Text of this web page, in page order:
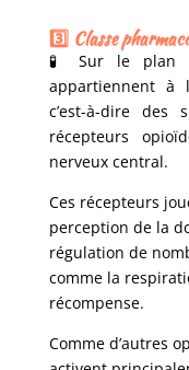
3️⃣ Classe
🧪 Sur le plan
appartiennent
c’est-à-dire des
récepteurs
nerveux central.
Ces récepteurs
perception de la
régulation de
comme la
récompense.
Comme d’autres